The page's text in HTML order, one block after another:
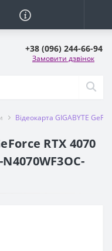
+38 (096) 244-66-94
Замовити дзвінок
Відеокарта GIGABYTE
RTX 4070